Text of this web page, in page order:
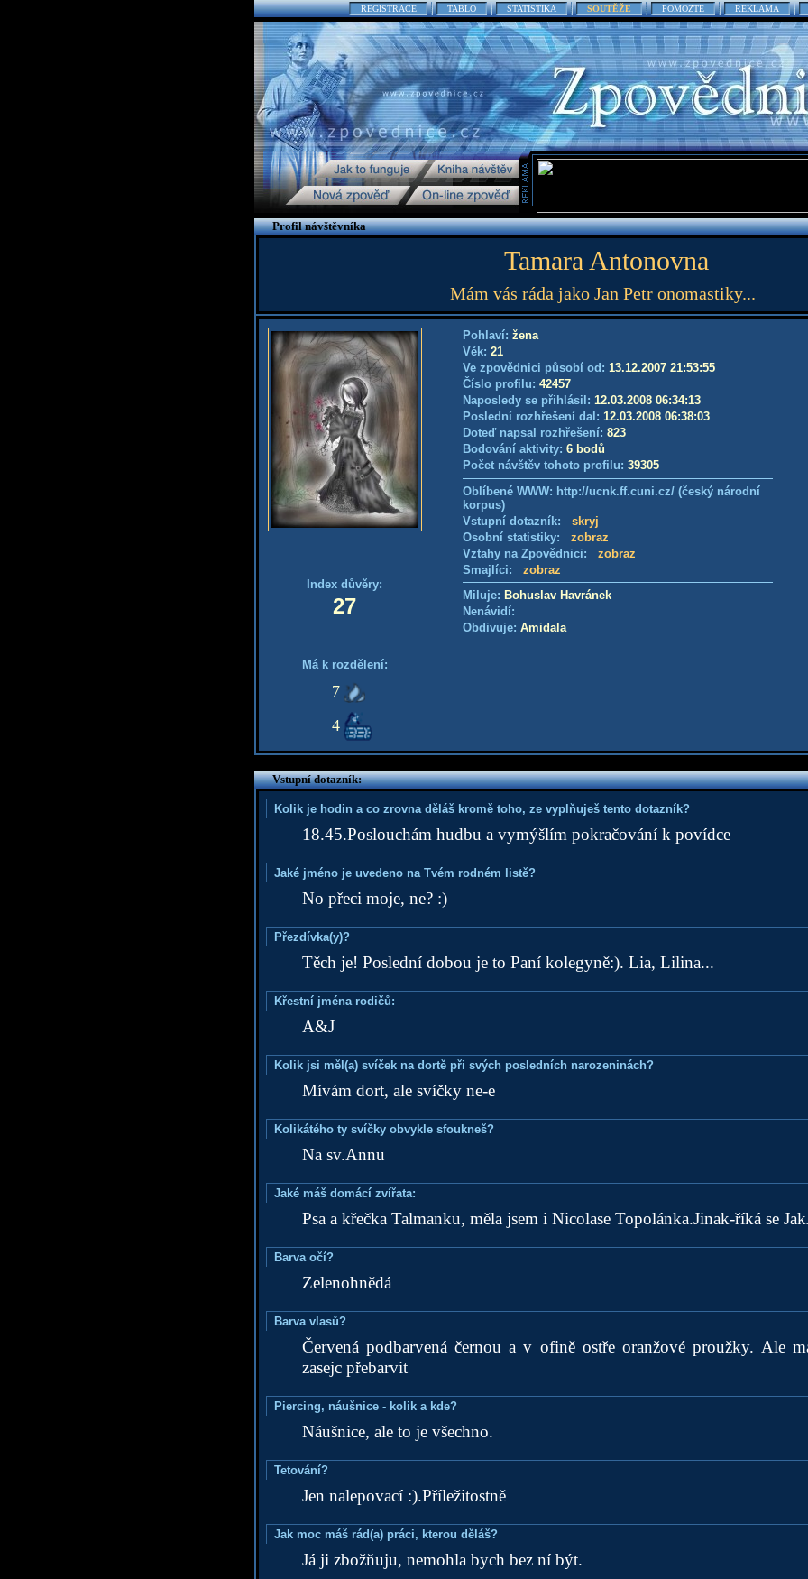
REGISTRACE TABLO STATISTIKA SOUTĚŽE POMOZTE REKLAMA
Profil návštěvníka
Tamara Antonovna
Mám vás ráda jako Jan Petr onomastiky...
Index důvěry:
27
Má k rozdělení:
7
4
Pohlaví: žena
Věk: 21
Ve zpovědnici působí od: 13.12.2007 21:53:55
Číslo profilu: 42457
Naposledy se přihlásil: 12.03.2008 06:34:13
Poslední rozhřešení dal: 12.03.2008 06:38:03
Doteď napsal rozhřešení: 823
Bodování aktivity: 6 bodů
Počet návštěv tohoto profilu: 39305
Oblíbené WWW: http://ucnk.ff.cuni.cz/ (český národní
korpus)
Vstupní dotazník: skryj
Osobní statistiky: zobraz
Vztahy na Zpovědnici: zobraz
Smajlíci: zobraz
Miluje: Bohuslav Havránek
Nenávidí:
Obdivuje: Amidala
Vstupní dotazník:
Kolik je hodin a co zrovna děláš kromě toho, ze vyplňuješ tento dotazník?
18.45.Poslouchám hudbu a vymýšlím pokračování k povídce
Jaké jméno je uvedeno na Tvém rodném listě?
No přeci moje, ne? :)
Přezdívka(y)?
Těch je! Poslední dobou je to Paní kolegyně:). Lia, Lilina...
Křestní jména rodičů:
A&J
Kolik jsi měl(a) svíček na dortě při svých posledních narozeninách?
Mívám dort, ale svíčky ne-e
Kolikátého ty svíčky obvykle sfoukneš?
Na sv.Annu
Jaké máš domácí zvířata:
Psa a křečka Talmanku, měla jsem i Nicolase Topolánka.Jinak-říká se
Barva očí?
Zelenohnědá
Barva vlasů?
Červená podbarvená černou a v ofině ostře oranžové proužky. Ale
zasejc přebarvit
Piercing, náušnice - kolik a kde?
Náušnice, ale to je všechno.
Tetování?
Jen nalepovací :).Příležitostně
Jak moc máš rád(a) práci, kterou děláš?
Já ji zbožňuju, nemohla bych bez ní být.